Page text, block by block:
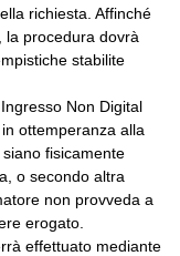
richiesta. Affinché
la procedura dovrà
stabilite
Non Digital
ottemperanza alla
fisicamente
o secondo altra
non provveda a
erogato.
effettuato mediante